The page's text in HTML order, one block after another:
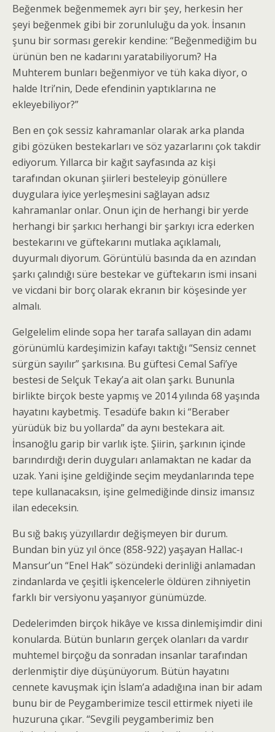
Beğenmek beğenmemek ayrı bir şey, herkesin her
şeyi beğenmek gibi bir zorunluluğu da yok. İnsanın
şunu bir sorması gerekir kendine: “Beğenmediğim bu
ürünün ben ne kadarını yaratabiliyorum? Ha
Muhterem bunları beğenmiyor ve tüh kaka diyor, o
halde Itri’nin, Dede efendinin yaptıklarına ne
ekleyebiliyor?”
Ben en çok sessiz kahramanlar olarak arka planda
gibi gözüken bestekarları ve söz yazarlarını çok takdir
ediyorum. Yıllarca bir kağıt sayfasında az kişi
tarafından okunan şiirleri besteleyip gönüllere
duygulara iyice yerleşmesini sağlayan adsız
kahramanlar onlar. Onun için de herhangi bir yerde
herhangi bir şarkıcı herhangi bir şarkıyı icra ederken
bestekarını ve güftekarını mutlaka açıklamalı,
duyurmalı diyorum. Görüntülü basında da en azından
şarkı çalındığı süre bestekar ve güftekarın ismi insani
ve vicdani bir borç olarak ekranın bir köşesinde yer
almalı.
Gelgelelim elinde sopa her tarafa sallayan din adamı
görünümlü kardeşimizin kafayı taktığı “Sensiz cennet
sürgün sayılır” şarkısına. Bu güftesi Cemal Safi’ye
bestesi de Selçuk Tekay’a ait olan şarkı. Bununla
birlikte birçok beste yapmış ve 2014 yılında 68 yaşında
hayatını kaybetmiş. Tesadüfe bakın ki “Beraber
yürüdük biz bu yollarda” da aynı bestekara ait.
İnsanoğlu garip bir varlık işte. Şiirin, şarkının içinde
barındırdığı derin duyguları anlamaktan ne kadar da
uzak. Yani işine geldiğinde seçim meydanlarında tepe
tepe kullanacaksın, işine gelmediğinde dinsiz imansız
ilan edeceksin.
Bu sığ bakış yüzyıllardır değişmeyen bir durum.
Bundan bin yüz yıl önce (858-922) yaşayan Hallac-ı
Mansur’un “Enel Hak” sözündeki derinliği anlamadan
zindanlarda ve çeşitli işkencelerle öldüren zihniyetin
farklı bir versiyonu yaşanıyor günümüzde.
Dedelerimden birçok hikâye ve kıssa dinlemişimdir dini
konularda. Bütün bunların gerçek olanları da vardır
muhtemel birçoğu da sonradan insanlar tarafından
derlenmiştir diye düşünüyorum. Bütün hayatını
cennete kavuşmak için İslam’a adadığına inan bir adam
bunu bir de Peygamberimize tescil ettirmek niyeti ile
huzuruna çıkar. “Sevgili peygamberimiz ben